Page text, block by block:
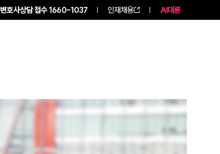
변호사상담 접수1660-1037 인재채용 AI대륜